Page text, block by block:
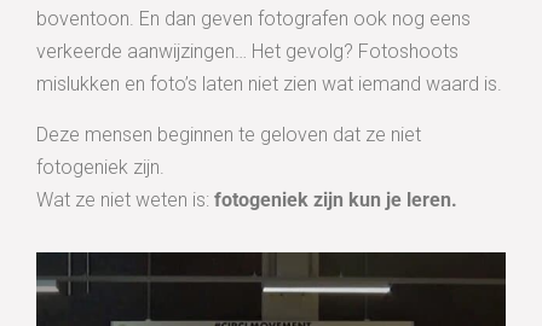
boventoon. En dan geven fotografen ook nog eens
verkeerde aanwijzingen… Het gevolg? Fotoshoots
mislukken en foto’s laten niet zien wat iemand waard is.
Deze mensen beginnen te geloven dat ze niet
fotogeniek zijn.
Wat ze niet weten is: fotogeniek zijn kun je leren.